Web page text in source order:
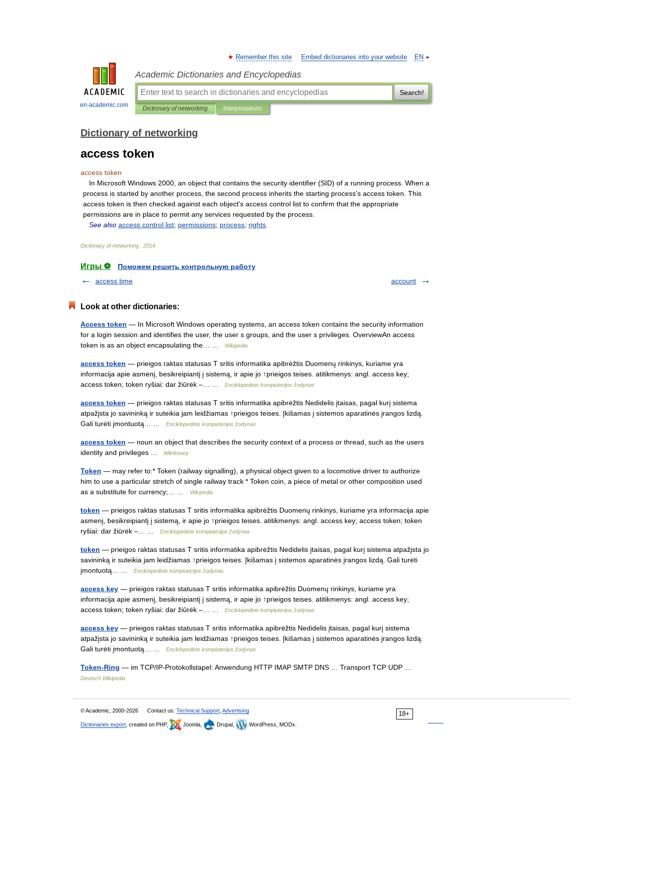
en-academic.com
EN
Remember this site Embed dictionaries into your website
Academic Dictionaries and Encyclopedias
Search!
Dictionary of networking Interpretations
Dictionary of networking
access token
access token
In Microsoft Windows 2000 an object that contains the security identifier (SID) of a running process When a
process is started by another process the second process inherits the starting process's access token This
access token is then checked against each object's access control list to confirm that the appropriate
permissions are in place to permit any services requested by the process
See also access control list; permissions; process; rights
Dictionary of networking 2014
Игры ⚽
Поможем решить контрольную работу
access time
account
Look at other dictionaries:
Access token — In Microsoft Windows operating systems, an access token contains the security information
for a login session and identifies the user, the user s groups, and the user s privileges. OverviewAn access
token is as an object encapsulating the… …
Wikipedia
access token — prieigos raktas statusas T sritis informatika apibrėžtis Duomenų rinkinys, kuriame yra
informacija apie asmenį, besikreipiantį į sistemą, ir apie jo ↑prieigos teises. atitikmenys: angl. access key;
access token; token ryšiai: dar žiūrėk –… …
Enciklopedinis kompiuterijos žodynas
access token — prieigos raktas statusas T sritis informatika apibrėžtis Nedidelis įtaisas, pagal kurį sistema
atpažįsta jo savininką ir suteikia jam leidžiamas ↑prieigos teises. Įkišamas į sistemos aparatinės įrangos lizdą.
Gali turėti įmontuotą… …
Enciklopedinis kompiuterijos žodynas
access token — noun an object that describes the security context of a process or thread, such as the users
identity and privileges …
Wiktionary
Token — may refer to:* Token (railway signalling), a physical object given to a locomotive driver to authorize
him to use a particular stretch of single railway track * Token coin, a piece of metal or other composition used
as a substitute for currency;… …
Wikipedia
token — prieigos raktas statusas T sritis informatika apibrėžtis Duomenų rinkinys, kuriame yra informacija apie
asmenį, besikreipiantį į sistemą, ir apie jo ↑prieigos teises. atitikmenys: angl. access key; access token; token
ryšiai: dar žiūrėk –… …
Enciklopedinis kompiuterijos žodynas
token — prieigos raktas statusas T sritis informatika apibrėžtis Nedidelis įtaisas, pagal kurį sistema atpažįsta jo
savininką ir suteikia jam leidžiamas ↑prieigos teises. Įkišamas į sistemos aparatinės įrangos lizdą. Gali turėti
įmontuotą… …
Enciklopedinis kompiuterijos žodynas
access key — prieigos raktas statusas T sritis informatika apibrėžtis Duomenų rinkinys, kuriame yra
informacija apie asmenį, besikreipiantį į sistemą, ir apie jo ↑prieigos teises. atitikmenys: angl. access key;
access token; token ryšiai: dar žiūrėk –… …
Enciklopedinis kompiuterijos žodynas
access key — prieigos raktas statusas T sritis informatika apibrėžtis Nedidelis įtaisas, pagal kurį sistema
atpažįsta jo savininką ir suteikia jam leidžiamas ↑prieigos teises. Įkišamas į sistemos aparatinės įrangos lizdą.
Gali turėti įmontuotą… …
Enciklopedinis kompiuterijos žodynas
Token-Ring — im TCP/IP‑Protokollstapel: Anwendung HTTP IMAP SMTP DNS … Transport TCP UDP …
Deutsch Wikipedia
18+
© Academic, 2000-2026 Contact us: Technical Support Advertising
Dictionaries export , created on PHP, Joomla, Drupal, WordPress, MODx.